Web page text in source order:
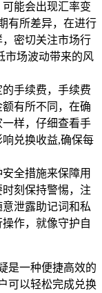
能会出现汇率变
有所差异，在进行
密切关注市场行
市场波动带来的风
手续费，手续费
有所不同，在确
样，仔细查看手
兑换收益,确保每
安全措施来保障用
刻保持警惕，注
泄露助记词和私
作，就像守护自
是一种便捷高效的
可以轻松完成兑换